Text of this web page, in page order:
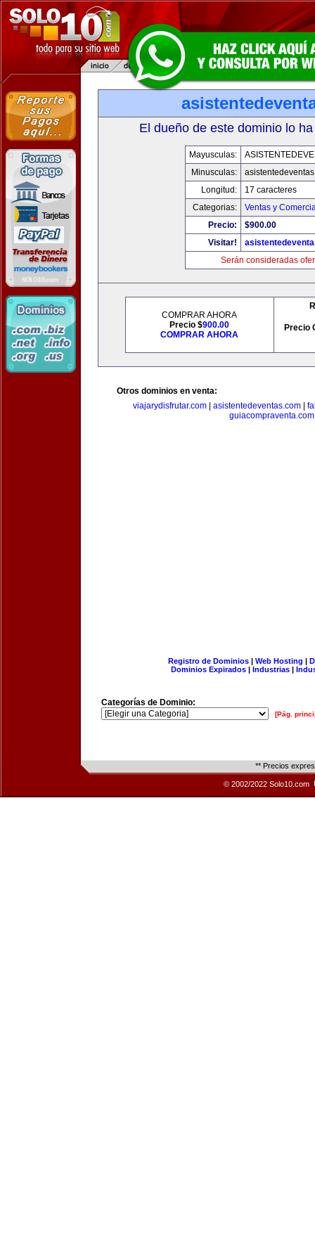
El dueño de este dominio lo
Mayusculas:
Minusculas:
Longitud:
17 caracteres
Categorias:
Ventas y
Precio:
$900.00
Visitar!
Serán consideradas
COMPRAR AHORA
Precio $900.00
COMPRAR AHORA
Precio
Otros dominios en venta:
viajarydisfrutar.com| asistentedeventas.com|
guiacompraventa.com
Registro de Dominios| Web Hosting |
Dominios Expirados | Industrias |
Categorías de Dominio:
[Pág.
** Precios
© 2002/2022 Solo10.com